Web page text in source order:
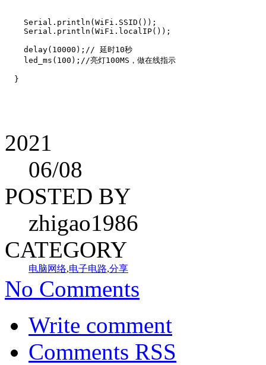
    Serial.println(WiFi.SSID());
    Serial.println(WiFi.localIP());
    delay(10000);// 延时10秒
    led_ms(100);//亮灯100MS，做在线指示
2021
06/08
POSTED BY
zhigao1986
CATEGORY
电脑网络,电子电路,分享
No Comments
Write comment
Comments RSS